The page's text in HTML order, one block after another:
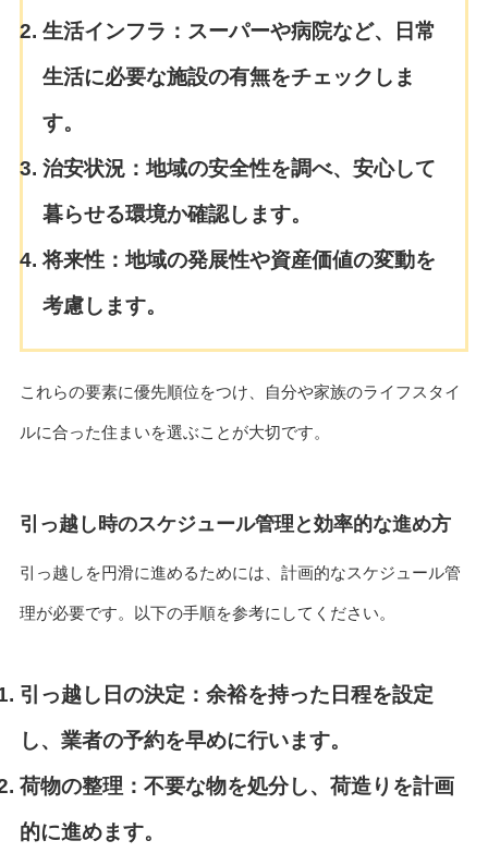
生活インフラ： スーパーや病院など、日常
生活に必要な施設の有無をチェックしま
す。
治安状況：地域の安全性を調べ、安心して
暮らせる環境か確認します。
将来性：地域の発展性や資産価値の変動を
考慮します。
これらの要素に優先順位をつけ、自分や家族のライフスタイ
ルに合った住まいを選ぶことが大切です。
引っ越し時のスケジュール管理と効率的な進め方
引っ越しを円滑に進めるためには、計画的なスケジュール管
理が必要です。以下の手順を参考にしてください。
引っ越し日の決定： 余裕を持った日程を設定
し、業者の予約を早めに行います。
荷物の整理： 不要な物を処分し、荷造りを計画
的に進めます。